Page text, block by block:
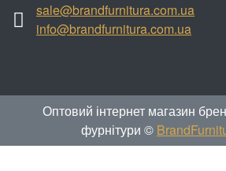
sale@brandfurnitura.com.ua
info@brandfurnitura.com.ua
Оптовий інтернет магазин
фурнітури ©